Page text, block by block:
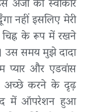
अर्जी को स्वीकार
नहीं इसलिए मेरी
के रूप में रखने
उस समय मुझे दादा
प्यार और एडवांस
अच्छे करने के दृढ़
में ऑपरेशन हुआ